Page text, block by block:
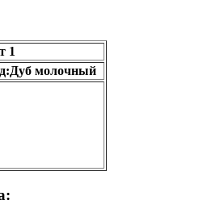
1
молочный